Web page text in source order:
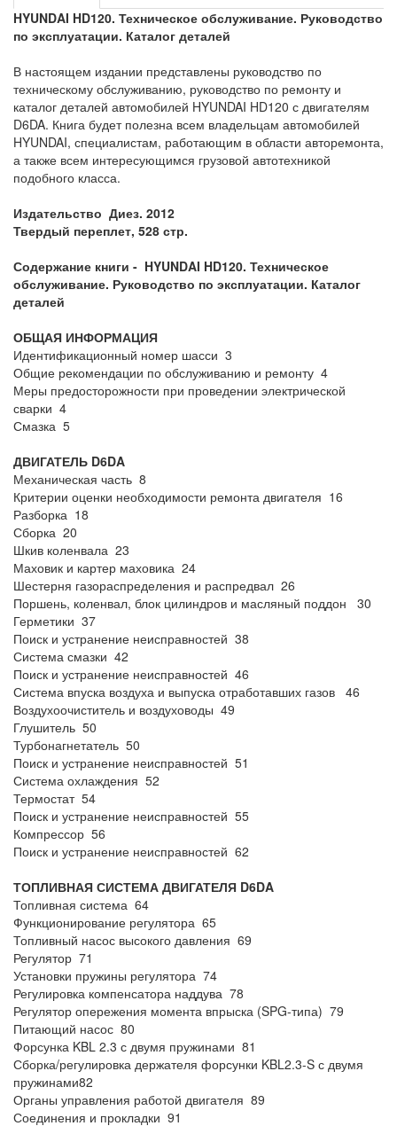
HYUNDAI HD120. Техническое обслуживание. Руководство
по эксплуатации. Каталог деталей
В настоящем издании представлены руководство по
техническому обслуживанию, руководство по ремонту и
каталог деталей автомобилей HYUNDAI HD120 с двигателям
D6DA. Книга будет полезна всем владельцам автомобилей
HYUNDAI, специалистам, работающим в области авторемонта,
а также всем интересующимся грузовой автотехникой
подобного класса.
Издательство Диез. 2012
Твердый переплет, 528 стр.
Содержание книги - HYUNDAI HD120. Техническое
обслуживание. Руководство по эксплуатации. Каталог
деталей
ОБЩАЯ ИНФОРМАЦИЯ
Идентификационный номер шасси 3
Общие рекомендации по обслуживанию и ремонту 4
Меры предосторожности при проведении электрической
сварки 4
Смазка 5
ДВИГАТЕЛЬ D6DA
Механическая часть 8
Критерии оценки необходимости ремонта двигателя 16
Разборка 18
Сборка 20
Шкив коленвала 23
Маховик и картер маховика 24
Шестерня газораспределения и распредвал 26
Поршень, коленвал, блок цилиндров и масляный поддон 30
Герметики 37
Поиск и устранение неисправностей 38
Система смазки 42
Поиск и устранение неисправностей 46
Система впуска воздуха и выпуска отработавших газов 46
Воздухоочиститель и воздуховоды 49
Глушитель 50
Турбонагнетатель 50
Поиск и устранение неисправностей 51
Система охлаждения 52
Термостат 54
Поиск и устранение неисправностей 55
Компрессор 56
Поиск и устранение неисправностей 62
ТОПЛИВНАЯ СИСТЕМА ДВИГАТЕЛЯ D6DA
Топливная система 64
Функционирование регулятора 65
Топливный насос высокого давления 69
Регулятор 71
Установки пружины регулятора 74
Регулировка компенсатора наддува 78
Регулятор опережения момента впрыска (SPG-типа) 79
Питающий насос 80
Форсунка KBL 2.3 с двумя пружинами 81
Сборка/регулировка держателя форсунки KBL2.3-S с двумя
пружинами82
Органы управления работой двигателя 89
Соединения и прокладки 91